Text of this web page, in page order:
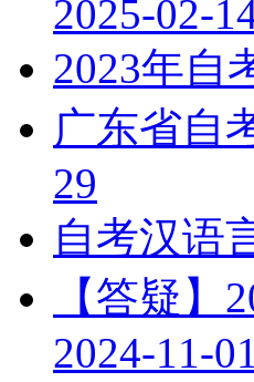
2025-02-
2023年自
广东省自
29
自考汉语
【答疑
2024-11-01